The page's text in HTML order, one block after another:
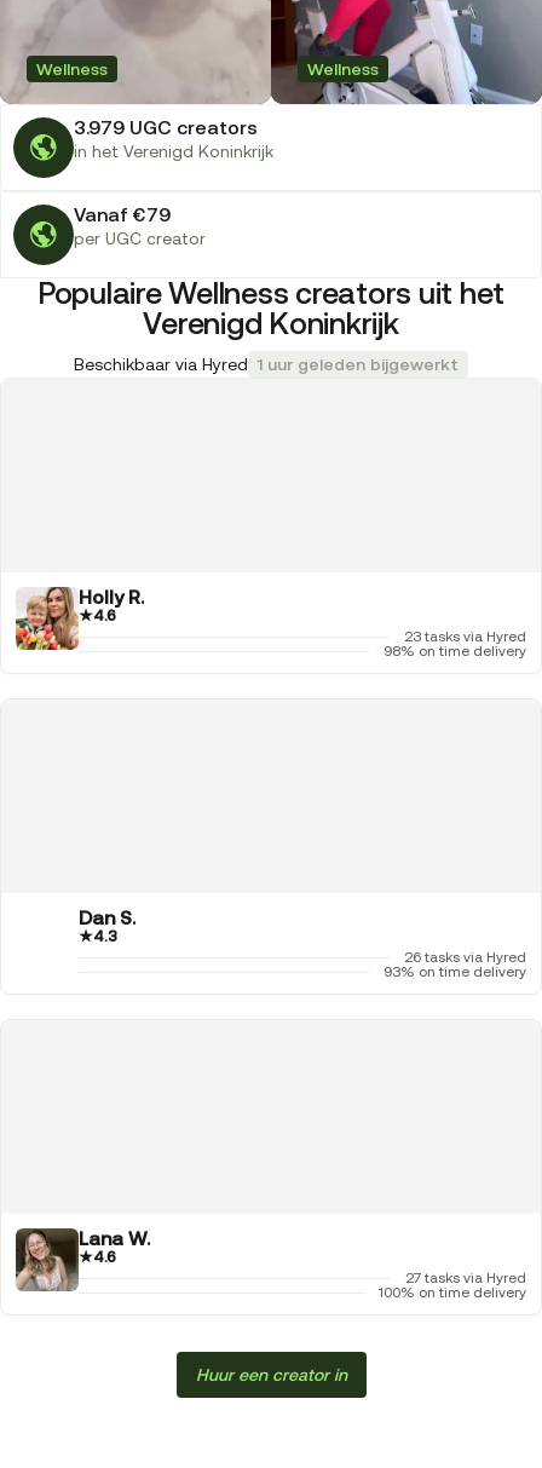
3.979 UGC creators
in het Verenigd Koninkrijk
Wellness Wellness
Vanaf €79
per UGC creator
Populaire Wellness creators uit het
Verenigd Koninkrijk
Beschikbaar via Hyred 1 uur geleden bijgewerkt
Holly R.
★4.6
23 tasks via Hyred
98% on time delivery
Dan S.
★4.3
26 tasks via Hyred
93% on time delivery
Lana W.
★4.6
27 tasks via Hyred
100% on time delivery
Huur een creator in